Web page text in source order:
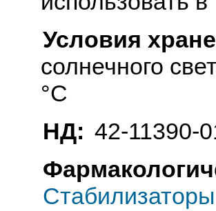
Условия
солнечного
°C
НД: 42-11390-